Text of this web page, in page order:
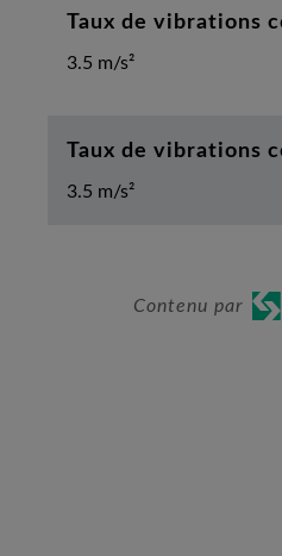
Taux de vibrations
3.5 m/s²
Taux de vibrations
3.5 m/s²
Contenu par